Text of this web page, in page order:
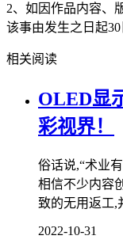
2、如因作品内容、
该事由发生之日起30
相关阅读
OLED显
彩视界！
俗话说,“术业
相信不少内容
致的无用返工,
2022-10-31